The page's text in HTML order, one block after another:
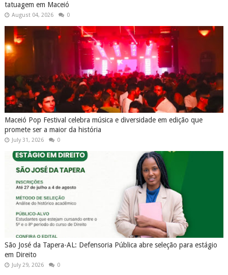
tatuagem em Maceió
August 04, 2026 0
Maceió Pop Festival celebra música e diversidade em edição que
promete ser a maior da história
July 31, 2026 0
São José da Tapera-AL: Defensoria Pública abre seleção para estágio
em Direito
July 29, 2026 0